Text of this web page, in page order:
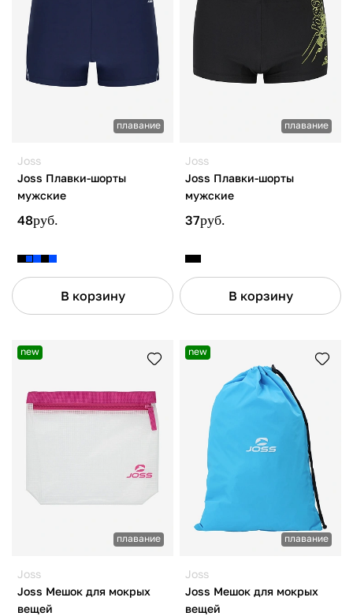
плавание
Joss
Joss Плавки-шорты
мужские
48руб.
В корзину
плавание
Joss
Joss Плавки-шорты
мужские
37руб.
В корзину
new
плавание
Joss
Joss Мешок для мокрых
вещей
new
плавание
Joss
Joss Мешок для мокрых
вещей